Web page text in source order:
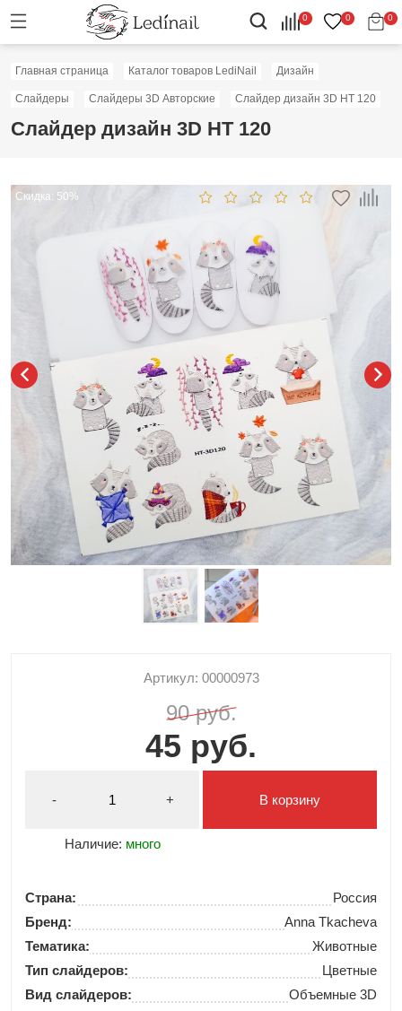
0 0 0
Главная страница Каталог товаров LediNail Дизайн
Слайдеры Слайдеры 3D Авторские Слайдер дизайн 3D HT 120
Слайдер дизайн 3D HT 120
Скидка: 50%
Артикул: 00000973
90 руб.
45 руб.
- +
Наличие: много
В корзину
Страна:
Россия
Бренд:
Anna Tkacheva
Тематика:
Животные
Тип слайдеров:
Цветные
Вид слайдеров:
Объемные 3D